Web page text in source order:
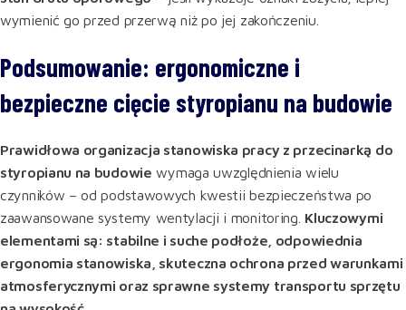
wymienić go przed przerwą niż po jej zakończeniu.
Podsumowanie: ergonomiczne i
bezpieczne cięcie styropianu na budowie
Prawidłowa organizacja stanowiska pracy z przecinarką do
styropianu na budowie wymaga uwzględnienia wielu
czynników – od podstawowych kwestii bezpieczeństwa po
zaawansowane systemy wentylacji i monitoring. Kluczowymi
elementami są: stabilne i suche podłoże, odpowiednia
ergonomia stanowiska, skuteczna ochrona przed warunkami
atmosferycznymi oraz sprawne systemy transportu sprzętu